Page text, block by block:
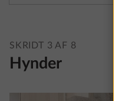
SKRIDT 3 AF 8
Hynder